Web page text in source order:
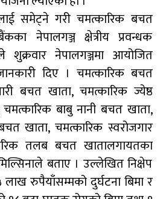
समेट्ने गरी चमत्कारिक बचत
नेपालगञ्ज क्षेत्रीय प्रवन्धक
शुक्रवार नेपालगञ्जमा आयोजित
दिए । चमत्कारिक बचत
बचत खाता, चमत्कारिक ज्येष्ठ
बाबु नानी बचत खाता,
बचत खाता, चमत्कारिक स्वरोजगार
तलब बचत खातालगायतका
बताए । उल्लेखित निक्षेप
लाख रुपैयाँसम्मको दुर्घटना बिमा र